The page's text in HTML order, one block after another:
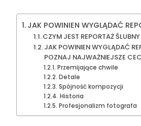
JAK POWINIEN WYGLĄDAĆ
CZYM JEST REPORTAŻ ŚLUBNY
JAK POWINIEN WYGLĄDAĆ
POZNAJ NAJWAŻNIEJSZE
Przemijające chwile
Detale
Spójność kompozycji
Historia
Profesjonalizm fotografa